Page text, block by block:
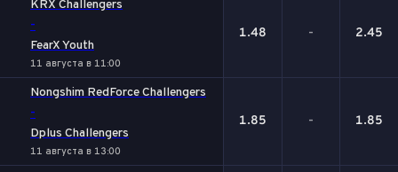
KRX Challengers
-
FearX Youth
11 августа в 11:00
1.48 - 2.45
Nongshim RedForce Challengers
-
Dplus Challengers
11 августа в 13:00
1.85 - 1.85